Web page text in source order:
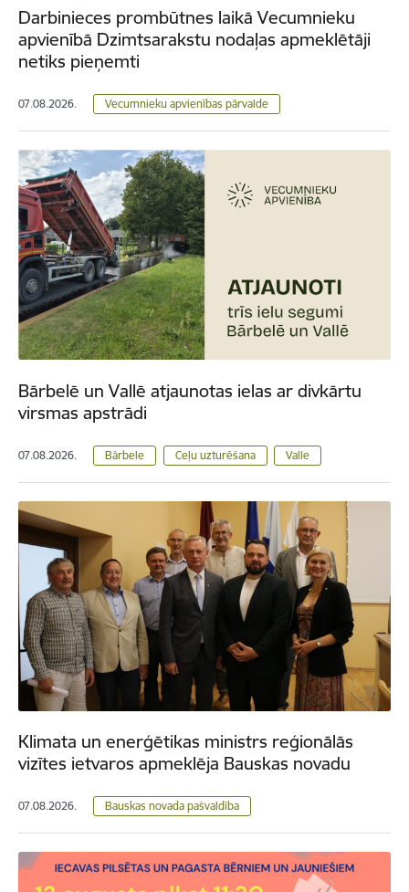
Darbinieces prombūtnes laikā Vecumnieku
apvienībā Dzimtsarakstu nodaļas apmeklētāji
netiks pieņemti
07.08.2026. Vecumnieku apvienības pārvalde
Bārbelē un Vallē atjaunotas ielas ar divkārtu
virsmas apstrādi
07.08.2026. Bārbele Ceļu uzturēšana Valle
Klimata un enerģētikas ministrs reģionālās
vizītes ietvaros apmeklēja Bauskas novadu
07.08.2026. Bauskas novada pašvaldība